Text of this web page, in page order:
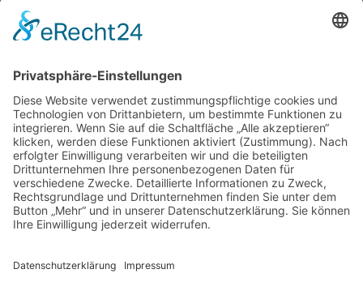
Rock Memories II
Stones Day München
Unerhört
The Lost 80s Tapes
Über uns
Kontakt
Neueste Beiträge
Bewerbt euch für „Hard Rock Rising“!
Act des Monats: MondWild
Münchner Open Air Sommer: Konzerte in der Residenz
Kulturfestival Gräfelfing – 4 Tage Musik & Gemeinschaft